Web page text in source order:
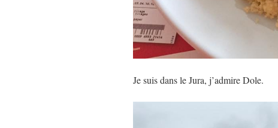
Je suis dans le Jura, j’admire Dole.